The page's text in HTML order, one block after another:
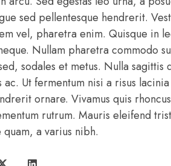
sed pellentesque hendrerit.
vel, pharetra enim. Quisque in
Nullam pharetra commodo
sodales et metus. Nulla sagittis
ac. Ut fermentum nisi a risus
ornare. Vivamus quis
rutrum. Mauris eleifend
a varius nibh.